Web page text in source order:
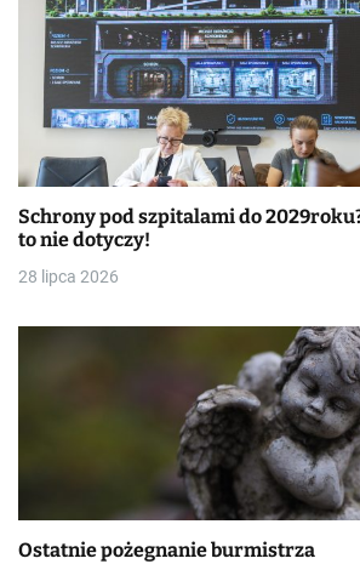
Schrony pod szpitalami do
to nie dotyczy!
28 lipca 2026
Ostatnie pożegnanie burmistrza